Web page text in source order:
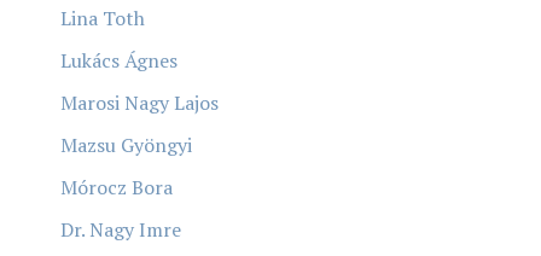
Lina Toth
Lukács Ágnes
Marosi Nagy Lajos
Mazsu Gyöngyi
Mórocz Bora
Dr. Nagy Imre